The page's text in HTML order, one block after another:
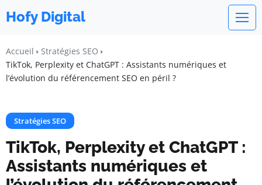
Hofy Digital
Accueil
Stratégies SEO
TikTok, Perplexity et ChatGPT : Assistants numériques et
l’évolution du référencement SEO en péril ?
Stratégies SEO
TikTok, Perplexity et ChatGPT :
Assistants numériques et